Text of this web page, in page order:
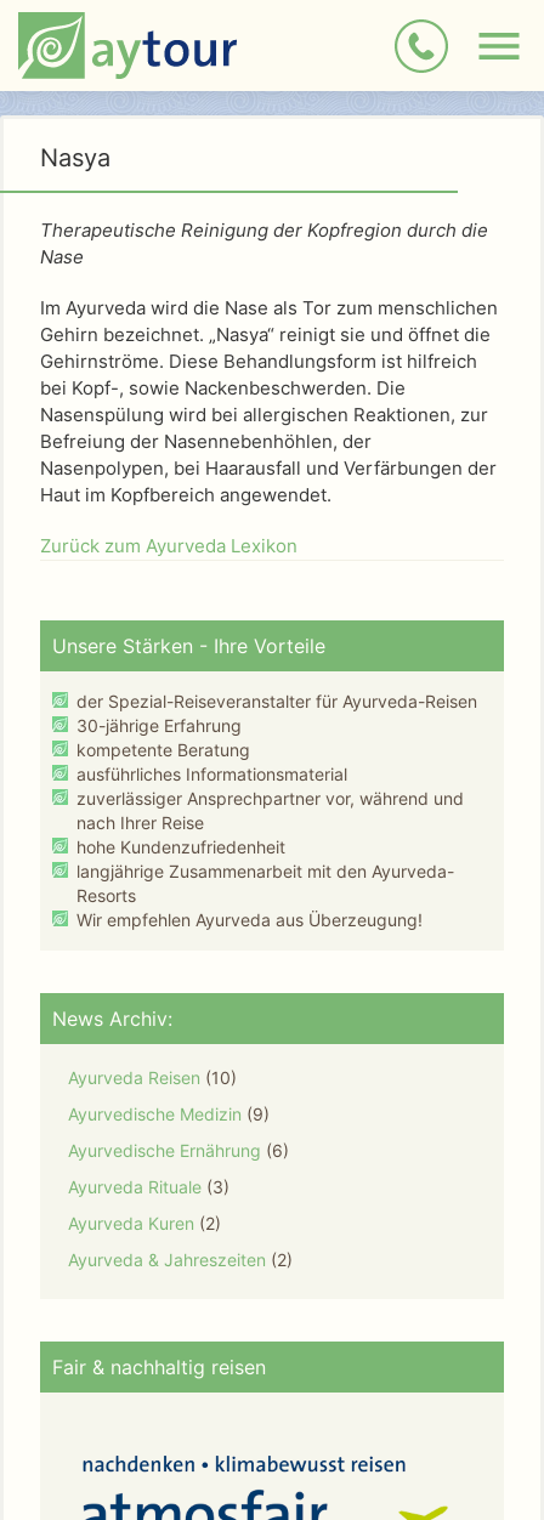
Nasya
Therapeutische Reinigung der Kopfregion durch die
Nase
Im Ayurveda wird die Nase als Tor zum menschlichen
Gehirn bezeichnet. „Nasya“ reinigt sie und öffnet die
Gehirnströme. Diese Behandlungsform ist hilfreich
bei Kopf-, sowie Nackenbeschwerden. Die
Nasenspülung wird bei allergischen Reaktionen, zur
Befreiung der Nasennebenhöhlen, der
Nasenpolypen, bei Haarausfall und Verfärbungen der
Haut im Kopfbereich angewendet.
Zurück zum Ayurveda Lexikon
Unsere Stärken - Ihre Vorteile
der Spezial-Reiseveranstalter für Ayurveda-Reisen
30-jährige Erfahrung
kompetente Beratung
ausführliches Informationsmaterial
zuverlässiger Ansprechpartner vor, während und
nach Ihrer Reise
hohe Kundenzufriedenheit
langjährige Zusammenarbeit mit den Ayurveda-
Resorts
Wir empfehlen Ayurveda aus Überzeugung!
News Archiv:
Ayurveda Reisen (10)
Ayurvedische Medizin (9)
Ayurvedische Ernährung (6)
Ayurveda Rituale (3)
Ayurveda Kuren (2)
Ayurveda & Jahreszeiten (2)
Fair & nachhaltig reisen